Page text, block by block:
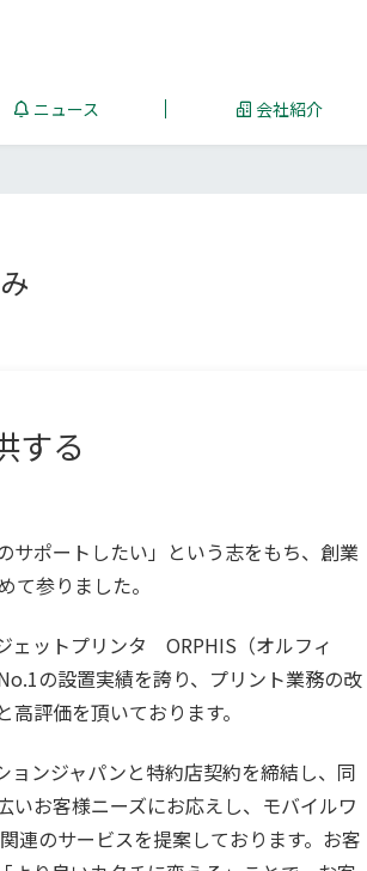
ニュース 会社紹介
する
サポートしたい」という志をもち、創業
参りました。
ェットプリンタ ORPHIS（オルフィ
の設置実績を誇り、プリント業務の改
評価を頂いております。
ンジャパンと特約店契約を締結し、同
お客様ニーズにお応えし、モバイルワ
連のサービスを提案しております。お客